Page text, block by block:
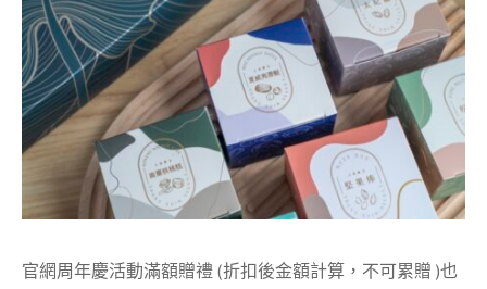
官網周年慶活動滿額贈禮 (折扣後金額計算，不可累贈 )也